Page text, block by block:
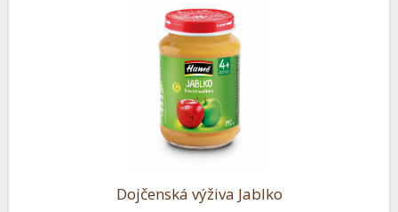
Dojčenská výživa Jablko